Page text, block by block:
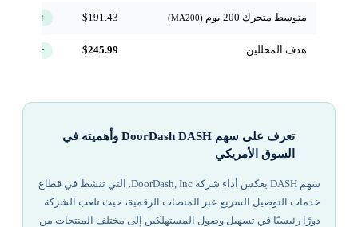
متوسط متحرك 200 يوم $191.43 ↑ فوق
هدف المحللين $245.99
+15.3%
تعرف على سهم DoorDash DASH وأهميته في
السوق الأمريكي
سهم DASH يعكس أداء شركة DoorDash, Inc. التي تنشط في قطاع
خدمات التوصيل السريع عبر المنصات الرقمية، حيث تلعب الشركة
دورًا رئيسيًا في تسهيل وصول المستهلكين إلى مختلف المنتجات من